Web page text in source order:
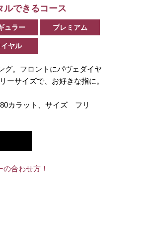
ルできるコース
ュラー プレミアム
イヤル
グ。フロントにパヴェダイヤ
ーサイズで、お好きな指に。
カラット、サイズ フリ
合わせ方！